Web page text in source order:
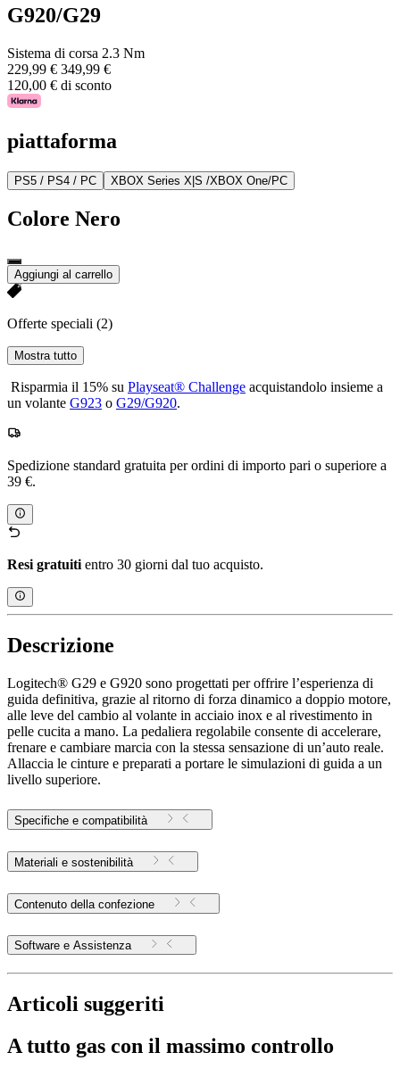
G920/G29
Sistema di corsa 2.3 Nm
229,99 € 349,99 €
120,00 € di sconto
piattaforma
PS5 / PS4 / PC XBOX Series X|S /XBOX One/PC
Colore Nero
Aggiungi al carrello
Offerte speciali (2)
Mostra tutto
Risparmia il 15% su Playseat® Challenge acquistandolo insieme a
un volante G923 o G29/G920.
Spedizione standard gratuita per ordini di importo pari o superiore a
39 €.
Resi gratuiti entro 30 giorni dal tuo acquisto.
Descrizione
Logitech® G29 e G920 sono progettati per offrire l’esperienza di
guida definitiva, grazie al ritorno di forza dinamico a doppio motore,
alle leve del cambio al volante in acciaio inox e al rivestimento in
pelle cucita a mano. La pedaliera regolabile consente di accelerare,
frenare e cambiare marcia con la stessa sensazione di un’auto reale.
Allaccia le cinture e preparati a portare le simulazioni di guida a un
livello superiore.
Specifiche e compatibilità
Materiali e sostenibilità
Contenuto della confezione
Software e Assistenza
Articoli suggeriti
A tutto gas con il massimo controllo